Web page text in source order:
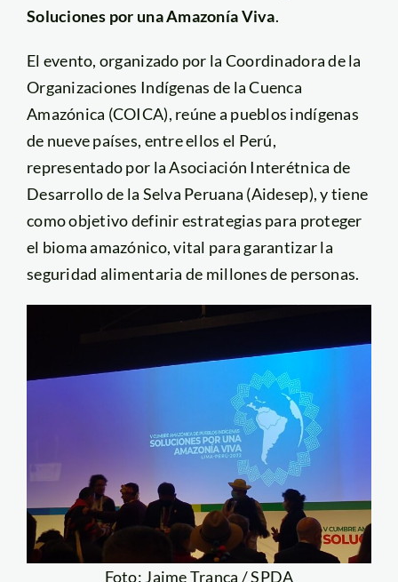
Soluciones por una Amazonía Viva.
El evento, organizado por la Coordinadora de la
Organizaciones Indígenas de la Cuenca
Amazónica (COICA), reúne a pueblos indígenas
de nueve países, entre ellos el Perú,
representado por la Asociación Interétnica de
Desarrollo de la Selva Peruana (Aidesep), y tiene
como objetivo definir estrategias para proteger
el bioma amazónico, vital para garantizar la
seguridad alimentaria de millones de personas.
Foto: Jaime Tranca / SPDA